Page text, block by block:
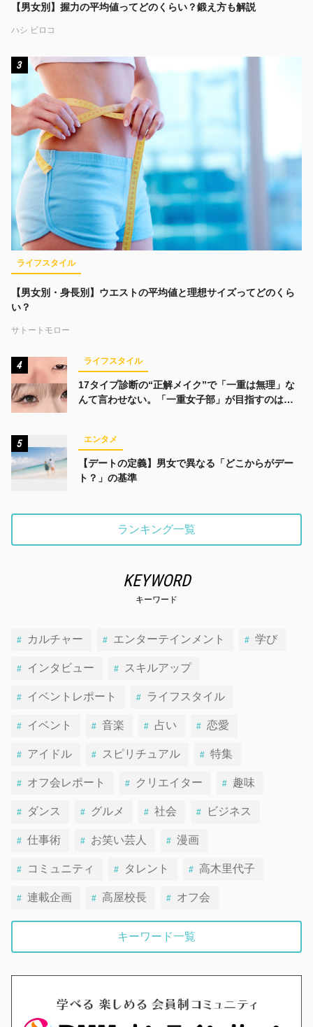
【男女別】握力の平均値ってどのくらい？鍛え方も解説
ハシ ビロコ
3
ライフスタイル
【男女別・身長別】ウエストの平均値と理想サイズってどのくら
い？
サトートモロー
4 ライフスタイル
17タイプ診断の“正解メイク”で「一重は無理」な
んて言わせない。「一重女子部」が目指すのは、
5 エンタメ
【デートの定義】男女で異なる「どこからがデー
ト？」の基準
ランキング一覧
KEYWORD
キーワード
カルチャー エンターテインメント 学び
インタビュー スキルアップ
イベントレポート ライフスタイル
イベント 音楽 占い 恋愛
アイドル スピリチュアル 特集
オフ会レポート クリエイター 趣味
ダンス グルメ 社会 ビジネス
仕事術 お笑い芸人 漫画
コミュニティ タレント 高木里代子
連載企画 高屋校長 オフ会
キーワード一覧